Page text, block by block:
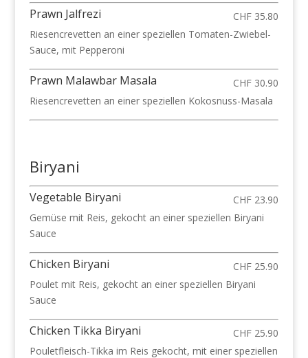
Prawn Jalfrezi
CHF 35.80
Riesencrevetten an einer speziellen Tomaten-Zwiebel-
Sauce, mit Pepperoni
Prawn Malawbar Masala
CHF 30.90
Riesencrevetten an einer speziellen Kokosnuss-Masala
Biryani
Vegetable Biryani
CHF 23.90
Gemüse mit Reis, gekocht an einer speziellen Biryani
Sauce
Chicken Biryani
CHF 25.90
Poulet mit Reis, gekocht an einer speziellen Biryani
Sauce
Chicken Tikka Biryani
CHF 25.90
Pouletfleisch-Tikka im Reis gekocht, mit einer speziellen